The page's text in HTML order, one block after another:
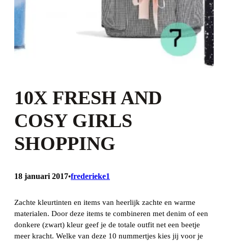
10X FRESH AND
COSY GIRLS
SHOPPING
18 januari 2017•frederieke1
Zachte kleurtinten en items van heerlijk zachte en warme
materialen. Door deze items te combineren met denim of een
donkere (zwart) kleur geef je de totale outfit net een beetje
meer kracht. Welke van deze 10 nummertjes kies jij voor je